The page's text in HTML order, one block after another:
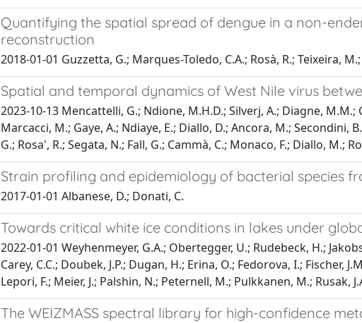
Quantifying the spatial spread of dengue in a non-
reconstruction
2018-01-01 Guzzetta, G.; Marques-Toledo, C.A.; Rosà, R.; Teixeira,
Spatial and temporal dynamics of West Nile virus
2023-10-13 Mencattelli, G.; Ndione, M.H.D.; Silverj, A.; Diagne,
Marcacci, M.; Gaye, A.; Ndiaye, E.; Diallo, D.; Ancora, M.; Secondini,
G.; Rosa', R.; Segata, N.; Fall, G.; Cammà, C.; Monaco, F.; Diallo, M.;
Strain profiling and epidemiology of bacterial species
2017-01-01 Albanese, D.; Donati, C.
Towards critical white ice conditions in lakes under
2022-01-01 Weyhenmeyer, G.A.; Obertegger, U.; Rudebeck, H.;
Carey, C.C.; Doubek, J.P.; Dugan, H.; Erina, O.; Fedorova, I.; Fischer,
Lepori, F.; Meier, J.; Palshin, N.; Peternell, M.; Pulkkanen, M.; Rusak,
The WEIZMASS spectral library for high-confidence